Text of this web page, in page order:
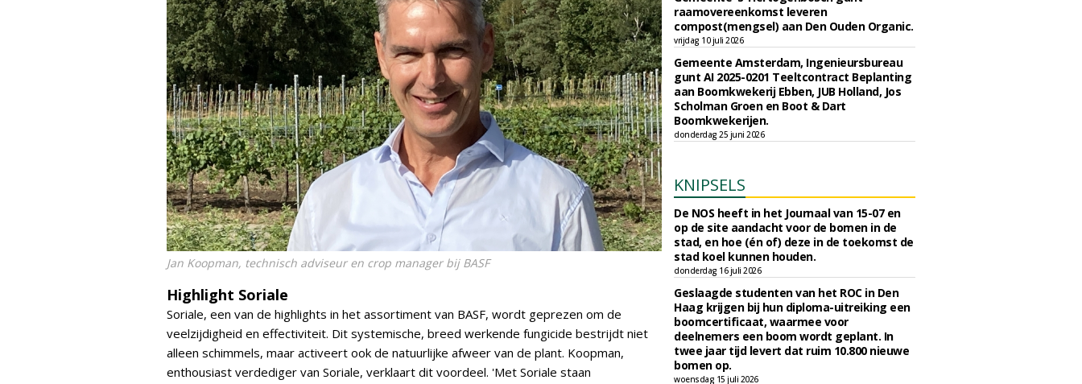
Jan Koopman, technisch adviseur en crop manager bij BASF
Highlight Soriale
Soriale, een van de highlights in het assortiment van BASF, wordt geprezen om de
veelzijdigheid en effectiviteit. Dit systemische, breed werkende fungicide bestrijdt niet
alleen schimmels, maar activeert ook de natuurlijke afweer van de plant. Koopman,
enthousiast verdediger van Soriale, verklaart dit voordeel. 'Met Soriale staan
raamovereenkomst leveren
compost(mengsel) aan Den Ouden Organic.
vrijdag 10 juli 2026
Gemeente Amsterdam, Ingenieursbureau
gunt AI 2025-0201 Teeltcontract Beplanting
aan Boomkwekerij Ebben, JUB Holland, Jos
Scholman Groen en Boot & Dart
Boomkwekerijen.
donderdag 25 juni 2026
KNIPSELS
De NOS heeft in het Journaal van 15-07 en
op de site aandacht voor de bomen in de
stad, en hoe (én of) deze in de toekomst de
stad koel kunnen houden.
donderdag 16 juli 2026
Geslaagde studenten van het ROC in Den
Haag krijgen bij hun diploma-uitreiking een
boomcertificaat, waarmee voor
deelnemers een boom wordt geplant. In
twee jaar tijd levert dat ruim 10.800 nieuwe
bomen op.
woensdag 15 juli 2026